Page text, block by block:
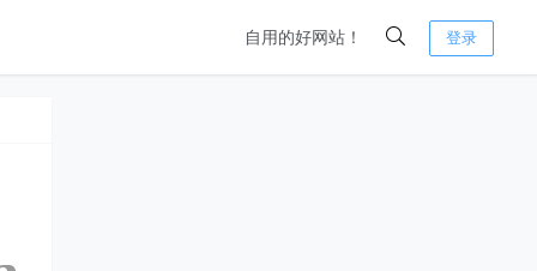
自用的好网站！ 登录